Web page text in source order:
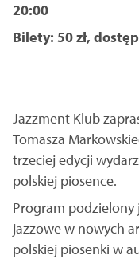
20:00
Bilety: 50 zł,
Jazzment Klub
Tomasza
trzeciej edycji
polskiej piosence.
Program podzielony
jazzowe w nowych
polskiej piosenki w